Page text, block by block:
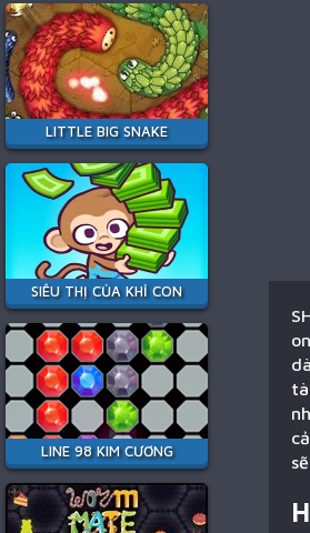
LITTLE BIG SNAKE
SIÊU THỊ CỦA KHỈ CON
LINE 98 KIM CƯƠNG